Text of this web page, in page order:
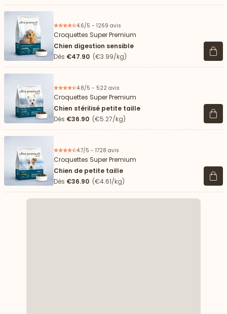
4.6/5 - 1269 avis
Croquettes Super Premium
Chien digestion sensible
Dès €47.90 (€3.99/kg) Voir
4.8/5 - 522 avis
Croquettes Super Premium
Chien stérilisé petite taille
Dès €36.90 (€5.27/kg) Voir
4.7/5 - 1728 avis
Croquettes Super Premium
Chien de petite taille
Dès €36.90 (€4.61/kg) Voir